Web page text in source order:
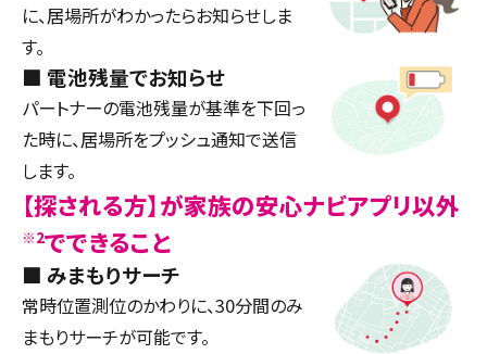
に、居場所がわかったらお知らせしま
す。
電池残量でお知らせ
パートナーの電池残量が基準を下回っ
た時に、居場所をプッシュ通知で送信
します。
【探される方】が家族の安心ナビアプリ以外
※2でできること
みまもりサーチ
常時位置測位のかわりに、30分間のみ
まもりサーチが可能です。